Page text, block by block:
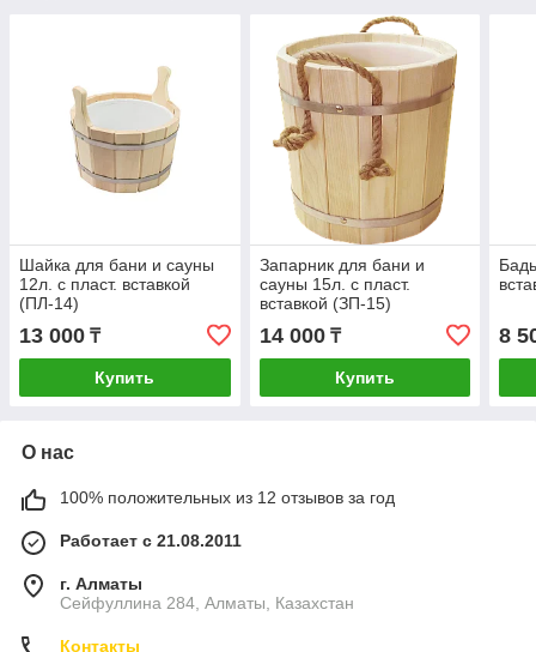
Шайка для бани и сауны
12л. с пласт. вставкой
(ПЛ-14)
13 000 ₸
Купить
Запарник для бани и
сауны 15л. с пласт.
вставкой (ЗП-15)
14 000₸
Купить
8
О нас
100% положительных из 12 отзывов за год
Работает с 21.08.2011
г. Алматы
Сейфуллина 284, Алматы, Казахстан
Контакты